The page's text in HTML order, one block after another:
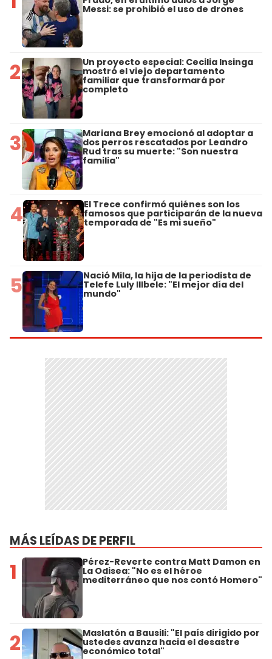
Messi: se prohibió el uso de drones
2 Un proyecto especial: Cecilia Insinga
mostró el viejo departamento
familiar que transformará por
completo
3 Mariana Brey emocionó al adoptar a
dos perros rescatados por Leandro
Rud tras su muerte: "Son nuestra
familia"
4 El Trece confirmó quiénes son los
famosos que participarán de la nueva
temporada de "Es mi sueño"
5 Nació Mila, la hija de la periodista de
Telefe Luly Illbele: "El mejor día del
mundo"
MÁS LEÍDAS DE PERFIL
1 Pérez-Reverte contra Matt Damon en
La Odisea: "No es el héroe
mediterráneo que nos contó Homero"
2 Maslatón a Bausili: "El país dirigido por
ustedes avanza hacia el desastre
económico total"